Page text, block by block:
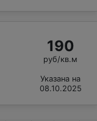
190
руб/кв.м
Указана на
08.10.2025